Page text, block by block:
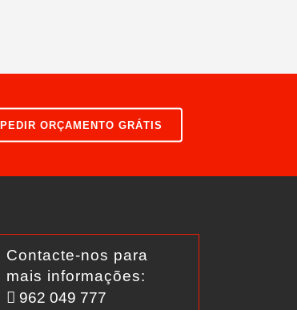
PEDIR ORÇAMENTO GRÁTIS
Contacte-nos para
mais informações:
962 049 777